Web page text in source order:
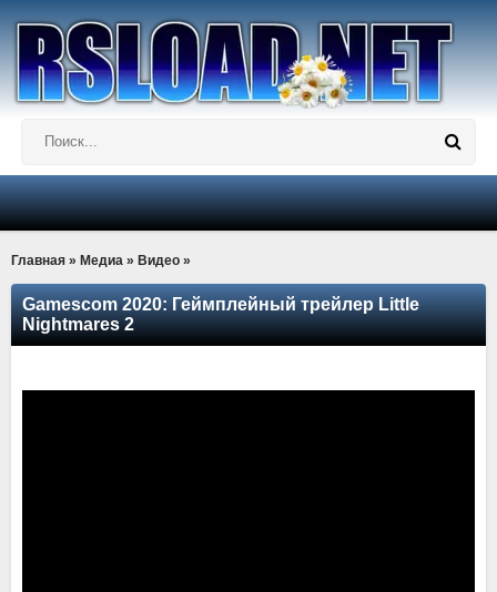
Главная » Медиа » Видео »
Gamescom 2020: Геймплейный трейлер Little
Nightmares 2